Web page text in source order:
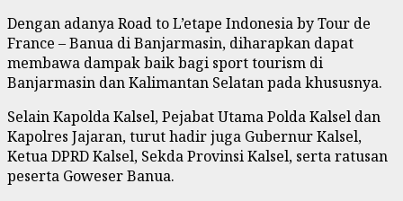
Dengan adanya Road to L’etape Indonesia by Tour de
France – Banua di Banjarmasin, diharapkan dapat
membawa dampak baik bagi sport tourism di
Banjarmasin dan Kalimantan Selatan pada khususnya.
Selain Kapolda Kalsel, Pejabat Utama Polda Kalsel dan
Kapolres Jajaran, turut hadir juga Gubernur Kalsel,
Ketua DPRD Kalsel, Sekda Provinsi Kalsel, serta ratusan
peserta Goweser Banua.